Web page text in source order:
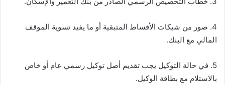
4. صور من شيكات الأقساط المتبقية أو ما يفيد تسوية الموقف
المالي مع البنك.
5. في حالة التوكيل يجب تقديم أصل توكيل رسمي عام أو خاص
بالاستلام مع بطاقة الوكيل.